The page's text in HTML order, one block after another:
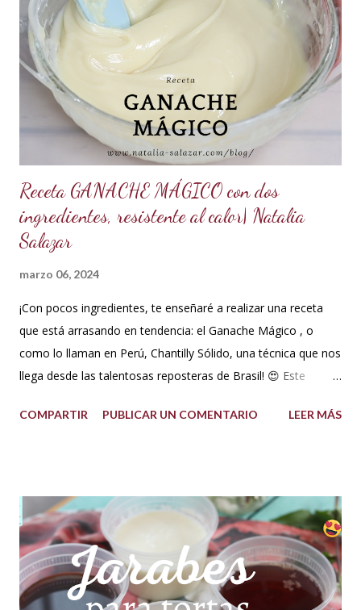
ml de goma Xantana (Xanthan gum) *1 cucharada de 15 ml
de manteca blanca hidrogenada tipo Crisco o 10 gramos *75
ml de agua o 5 cucharadas de 15 ml *Esencia de almendras
o al gusto *5 ml de VINAGRE BLANCO (opcional, funciona
como preservante) *1 cucharadita de Glicerina ( usar solo si
el clima es ...
Receta GANACHE MÁGICO con dos
ingredientes, resistente al calor| Natalia
Salazar
marzo 06, 2024
¡Con pocos ingredientes, te enseñaré a realizar una receta
que está arrasando en tendencia: el Ganache Mágico , o
como lo llaman en Perú, Chantilly Sólido, una técnica que nos
llega desde las talentosas reposteras de Brasil! 😍 Este
propiedad de solidificarse al enfriarse, evitando así que se
auténtica maravilla. Se lo puede preparar de diferentes
formas con el mismo resultado, obteniendo un Ganache, que
es una crema que tiene una parte de chocolate y otra parte
de crema de leche o nata, más información de lo que es un
ganache aquí en mi Blog. 😉 Ingredientes: (Proporción 3x1)
COMPARTIR PUBLICAR UN COMENTARIO LEER MÁS